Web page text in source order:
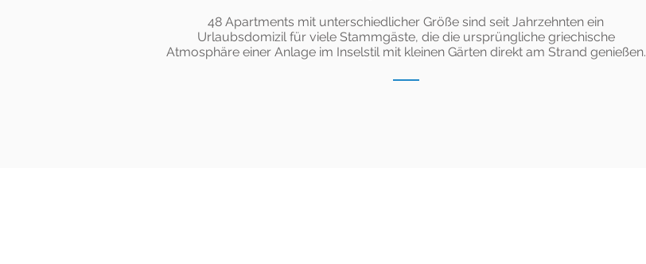
48 Apartments mit unterschiedlicher Größe sind seit Jahrzehnten ein
Urlaubsdomizil für viele Stammgäste, die die ursprüngliche griechische
Atmosphäre einer Anlage im Inselstil mit kleinen Gärten direkt am Strand genießen.